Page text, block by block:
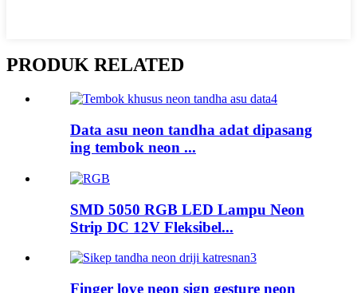
PRODUK RELATED
Data asu neon tandha adat dipasang
ing tembok neon ...
SMD 5050 RGB LED Lampu Neon
Strip DC 12V Fleksibel...
Finger love neon sign gesture neon